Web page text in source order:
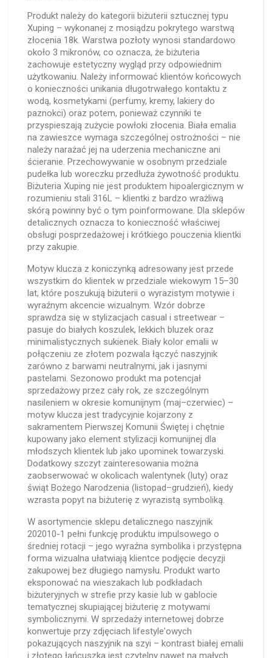
Produkt należy do kategorii biżuterii sztucznej typu
Xuping – wykonanej z mosiądzu pokrytego warstwą
złocenia 18k. Warstwa pozłoty wynosi standardowo
około 3 mikronów, co oznacza, że biżuteria
zachowuje estetyczny wygląd przy odpowiednim
użytkowaniu. Należy informować klientów końcowych
o konieczności unikania długotrwałego kontaktu z
wodą, kosmetykami (perfumy, kremy, lakiery do
paznokci) oraz potem, ponieważ czynniki te
przyspieszają zużycie powłoki złocenia. Biała emalia
na zawieszce wymaga szczególnej ostrożności – nie
należy narażać jej na uderzenia mechaniczne ani
ścieranie. Przechowywanie w osobnym przedziale
pudełka lub woreczku przedłuża żywotność produktu.
Biżuteria Xuping nie jest produktem hipoalergicznym w
rozumieniu stali 316L – klientki z bardzo wrażliwą
skórą powinny być o tym poinformowane. Dla sklepów
detalicznych oznacza to konieczność właściwej
obsługi posprzedażowej i krótkiego pouczenia klientki
przy zakupie.
Motyw klucza z koniczynką adresowany jest przede
wszystkim do klientek w przedziale wiekowym 15–30
lat, które poszukują biżuterii o wyrazistym motywie i
wyraźnym akcencie wizualnym. Wzór dobrze
sprawdza się w stylizacjach casual i streetwear –
pasuje do białych koszulek, lekkich bluzek oraz
minimalistycznych sukienek. Biały kolor emalii w
połączeniu ze złotem pozwala łączyć naszyjnik
zarówno z barwami neutralnymi, jak i jasnymi
pastelami. Sezonowo produkt ma potencjał
sprzedażowy przez cały rok, ze szczególnym
nasileniem w okresie komunijnym (maj–czerwiec) –
motyw klucza jest tradycyjnie kojarzony z
sakramentem Pierwszej Komunii Świętej i chętnie
kupowany jako element stylizacji komunijnej dla
młodszych klientek lub jako upominek towarzyski.
Dodatkowy szczyt zainteresowania można
zaobserwować w okolicach walentynek (luty) oraz
świąt Bożego Narodzenia (listopad–grudzień), kiedy
wzrasta popyt na biżuterię z wyrazistą symboliką.
W asortymencie sklepu detalicznego naszyjnik
202010-1 pełni funkcję produktu impulsowego o
średniej rotacji – jego wyraźna symbolika i przystępna
forma wizualna ułatwiają klientce podjęcie decyzji
zakupowej bez długiego namysłu. Produkt warto
eksponować na wieszakach lub podkładach
biżuteryjnych w strefie przy kasie lub w gablocie
tematycznej skupiającej biżuterię z motywami
symbolicznymi. W sprzedaży internetowej dobrze
konwertuje przy zdjęciach lifestyle'owych
pokazujących naszyjnik na szyi – kontrast białej emalii
i złotego łańcuszka jest czytelny nawet na małych